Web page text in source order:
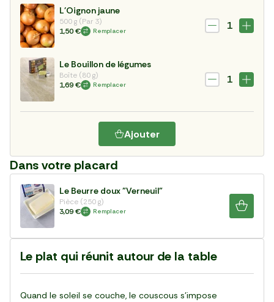
L'Oignon jaune
500 g (Par 3)
1,50 €
Remplacer 1
Le Bouillon de légumes
Boîte (80 g)
1,69 €
Remplacer 1
Ajouter
Dans votre placard
Le Beurre doux "Verneuil"
Pièce (250 g)
3,09 €
Remplacer
Le plat qui réunit autour de la table
Quand le soleil se couche, le couscous s’impose